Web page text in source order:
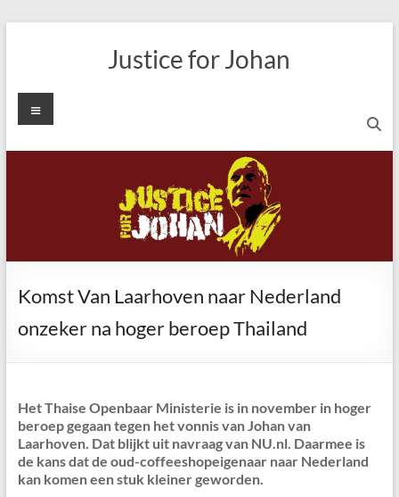
Justice for Johan
Menu
Komst Van Laarhoven naar Nederland
onzeker na hoger beroep Thailand
Het Thaise Openbaar Ministerie is in november in hoger
beroep gegaan tegen het vonnis van Johan van
Laarhoven. Dat blijkt uit navraag van NU.nl. Daarmee is
de kans dat de oud-coffeeshopeigenaar naar Nederland
kan komen een stuk kleiner geworden.